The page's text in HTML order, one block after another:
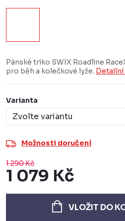
Pánské triko SWIX Roadline
pro běh a kolečkové lyže.
Varianta
Možnosti doručení
1 290 Kč
1 079 Kč
cena:
VLOŽIT DO